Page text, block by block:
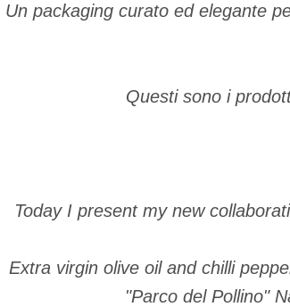
Un packaging curato ed elegante
Questi sono i
Today I present my new
Extra virgin olive oil and chilli
"Parco del Pollino"